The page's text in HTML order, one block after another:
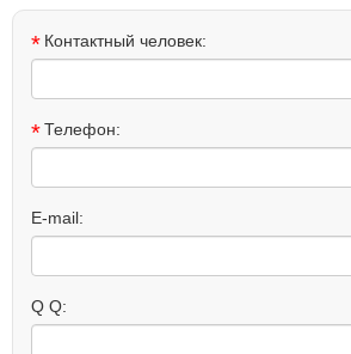
* Контактный человек:
*Телефон:
E-mail:
Q Q: